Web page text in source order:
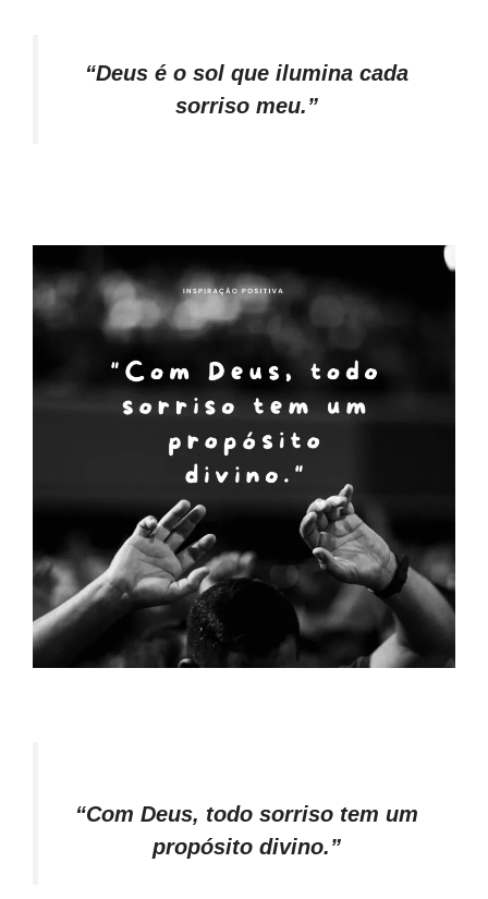
“Deus é o sol que ilumina cada
sorriso meu.”
“Com Deus, todo sorriso tem um
propósito divino.”